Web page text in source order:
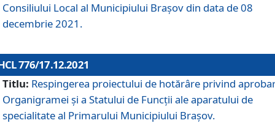
Consiliului Local al Municipiului Braşov din data de 08
decembrie 2021.
776/17.12.2021
Titlu: Respingerea proiectului de hotărâre privind
Organigramei şi a Statului de Funcţii ale aparatului de
specialitate al Primarului Municipiului Braşov.